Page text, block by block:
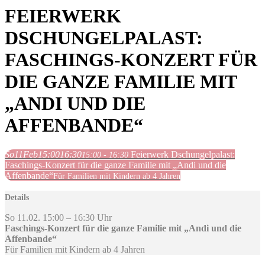
FEIERWERK
DSCHUNGELPALAST:
FASCHINGS-KONZERT FÜR
DIE GANZE FAMILIE MIT
„ANDI UND DIE
AFFENBANDE“
So11Feb15:0016:3015:00 - 16:30 Feierwerk Dschungelpalast:
Faschings-Konzert für die ganze Familie mit „Andi und die
Affenbande“Für Familien mit Kindern ab 4 Jahren
Details
So 11.02. 15:00 – 16:30 Uhr
Faschings-Konzert für die ganze Familie mit „Andi und die
Affenbande“
Für Familien mit Kindern ab 4 Jahren